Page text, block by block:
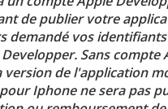
de publier votre
demandé vos
Sans compte
version de l'application
Iphone ne sera pas